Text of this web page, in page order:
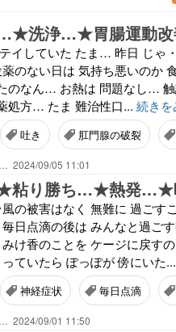
洗浄…★胃腸運動改
イしていた たま… 昨日 じゃ
のない日は 気持ち悪いのか
のなん… お熱は 問題なし…
処方… たま 難治性口... 続きを
吐き 肛門腺の破裂
2024/09/05 11:01
粘り勝ち…★熱発
の被害はなく 無難に 過ご
日点滴の後は みんなと過ご
け香のことを ケージに戻す
ていたら ぽっぽが 傍にいた...
神経症状 毎日点滴
2024/09/01 11:50